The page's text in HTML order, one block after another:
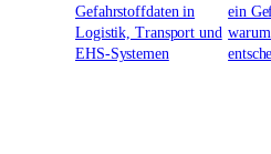
Gefahrstoffdaten in
Logistik, Transport und
EHS-Systemen
ein